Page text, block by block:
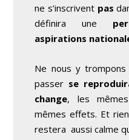
ne s’inscrivent pas
définira une
aspirations
Ne nous y
passer se
change, les
mêmes effets. Et
restera aussi calme